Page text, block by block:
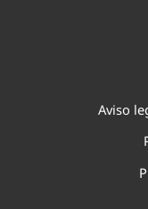
Aviso